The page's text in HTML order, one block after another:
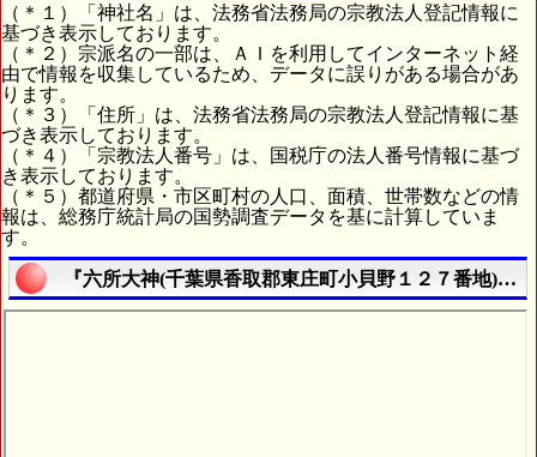
（＊１）「神社名」は、法務省法務局の宗教法人登記情報に
基づき表示しております。
（＊２）宗派名の一部は、ＡＩを利用してインターネット経
由で情報を収集しているため、データに誤りがある場合があ
ります。
（＊３）「住所」は、法務省法務局の宗教法人登記情報に基
づき表示しております。
（＊４）「宗教法人番号」は、国税庁の法人番号情報に基づ
き表示しております。
（＊５）都道府県・市区町村の人口、面積、世帯数などの情
報は、総務庁統計局の国勢調査データを基に計算していま
す。
『六所大神(千葉県香取郡東庄町小貝野１２７番地)』